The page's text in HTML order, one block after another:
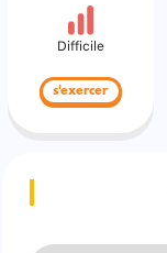
Difficile
s'exercer